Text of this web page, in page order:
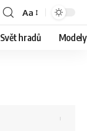
Aa
Svět hradů